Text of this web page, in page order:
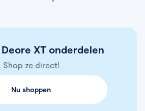
XT onderdelen
Shop ze direct!
Nu shoppen